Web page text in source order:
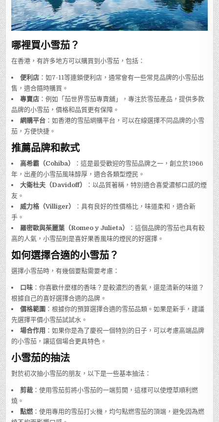
哪裡買小雪茄？
在香港，有許多地方可以購買到小雪茄，包括：
便利店 ：如7-11等連鎖便利店，通常會有一些常見品牌的小雪茄出
售，適合隨時購買。
專賣店 ：例如「茄世界雪茄專賣舖」，專注於雪茄產品，提供多款
品牌的小雪茄，價格和品質更有保障。
網購平台 ：如香港的雪茄網購平台，可以在線選擇不同品牌的小雪
茄，方便快捷。
推薦品牌和款式
高希霸（Cohiba）
：這是最受歡迎的雪茄品牌之一，創立於1966
年，出產的小雪茄風味醇厚，適合各類型煙民。
大衛杜夫（Davidoff）
：以品質著稱，特別適合喜愛濃郁口感的煙
友。
威力格（Villiger）
：具有良好的性價格比，味道柔和，適合新
手。
羅密歐與茱麗葉（Romeo y Julieta）
：這個品牌的雪茄也具有較
高的人氣，小雪茄則是喜好果香風味的煙民的好選擇。
如何選擇合適的小雪茄？
選擇小雪茄時，有幾個要點需要考慮：
口味 ：你喜歡什麼樣的香味？是較濃烈的香氣，還是清新的味道？
根據自己的喜好選擇合適的品牌。
價格範圍 ：根據你的預算選擇合適的雪茄品類。如果是新手，建議
先選擇平價小雪茄試試水。
場合作用 ：如果你是為了慶祝一個特別的日子，可以考慮高端品牌
的小雪茄，讓這個場合更具特色。
小雪茄的抽法
對於初次抽小雪茄的朋友，以下是一些基本抽法：
剪裁 ：使用雪茄剪將小雪茄的一端剪開，這樣可以使煙草順利燃
燒。
點燃 ：使用專用的雪茄打火機，均勻點燃雪茄的頂端，避免因為燃